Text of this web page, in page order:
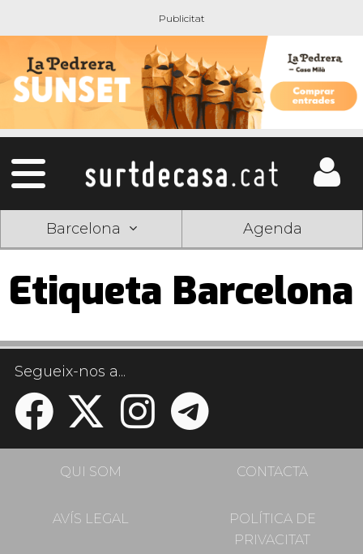
Barcelona Agenda
Etiqueta Barcelona
Segueix-nos a...
QUI SOM CONTACTA
AVÍS LEGAL
POLÍTICA DE
PRIVACITAT